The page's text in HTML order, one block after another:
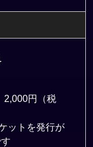
2,000円（税
ットを発行が